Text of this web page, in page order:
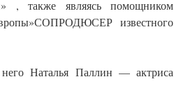
, также являясь помощником
известного
Наталья Паллин — актриса